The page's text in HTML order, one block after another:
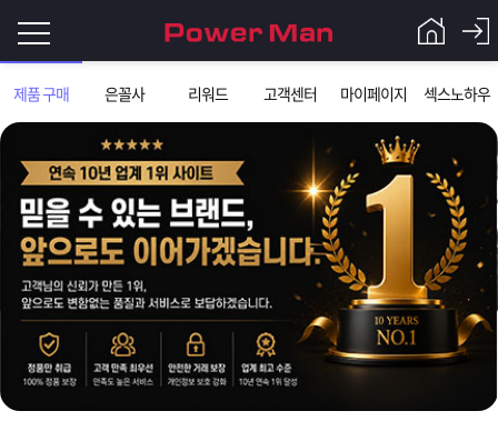
제품 구매 은꼴사 리워드 고객센터 마이페이지 섹스노하우
그
인
이
필
요
니
로
Q&A
파
워
제
입금확인이 안되는 상황을 대비해 꼭 입금후 고객센터 연락바랍니다.
[2026구정 연휴]설 연휴 배송 및 휴무 안내